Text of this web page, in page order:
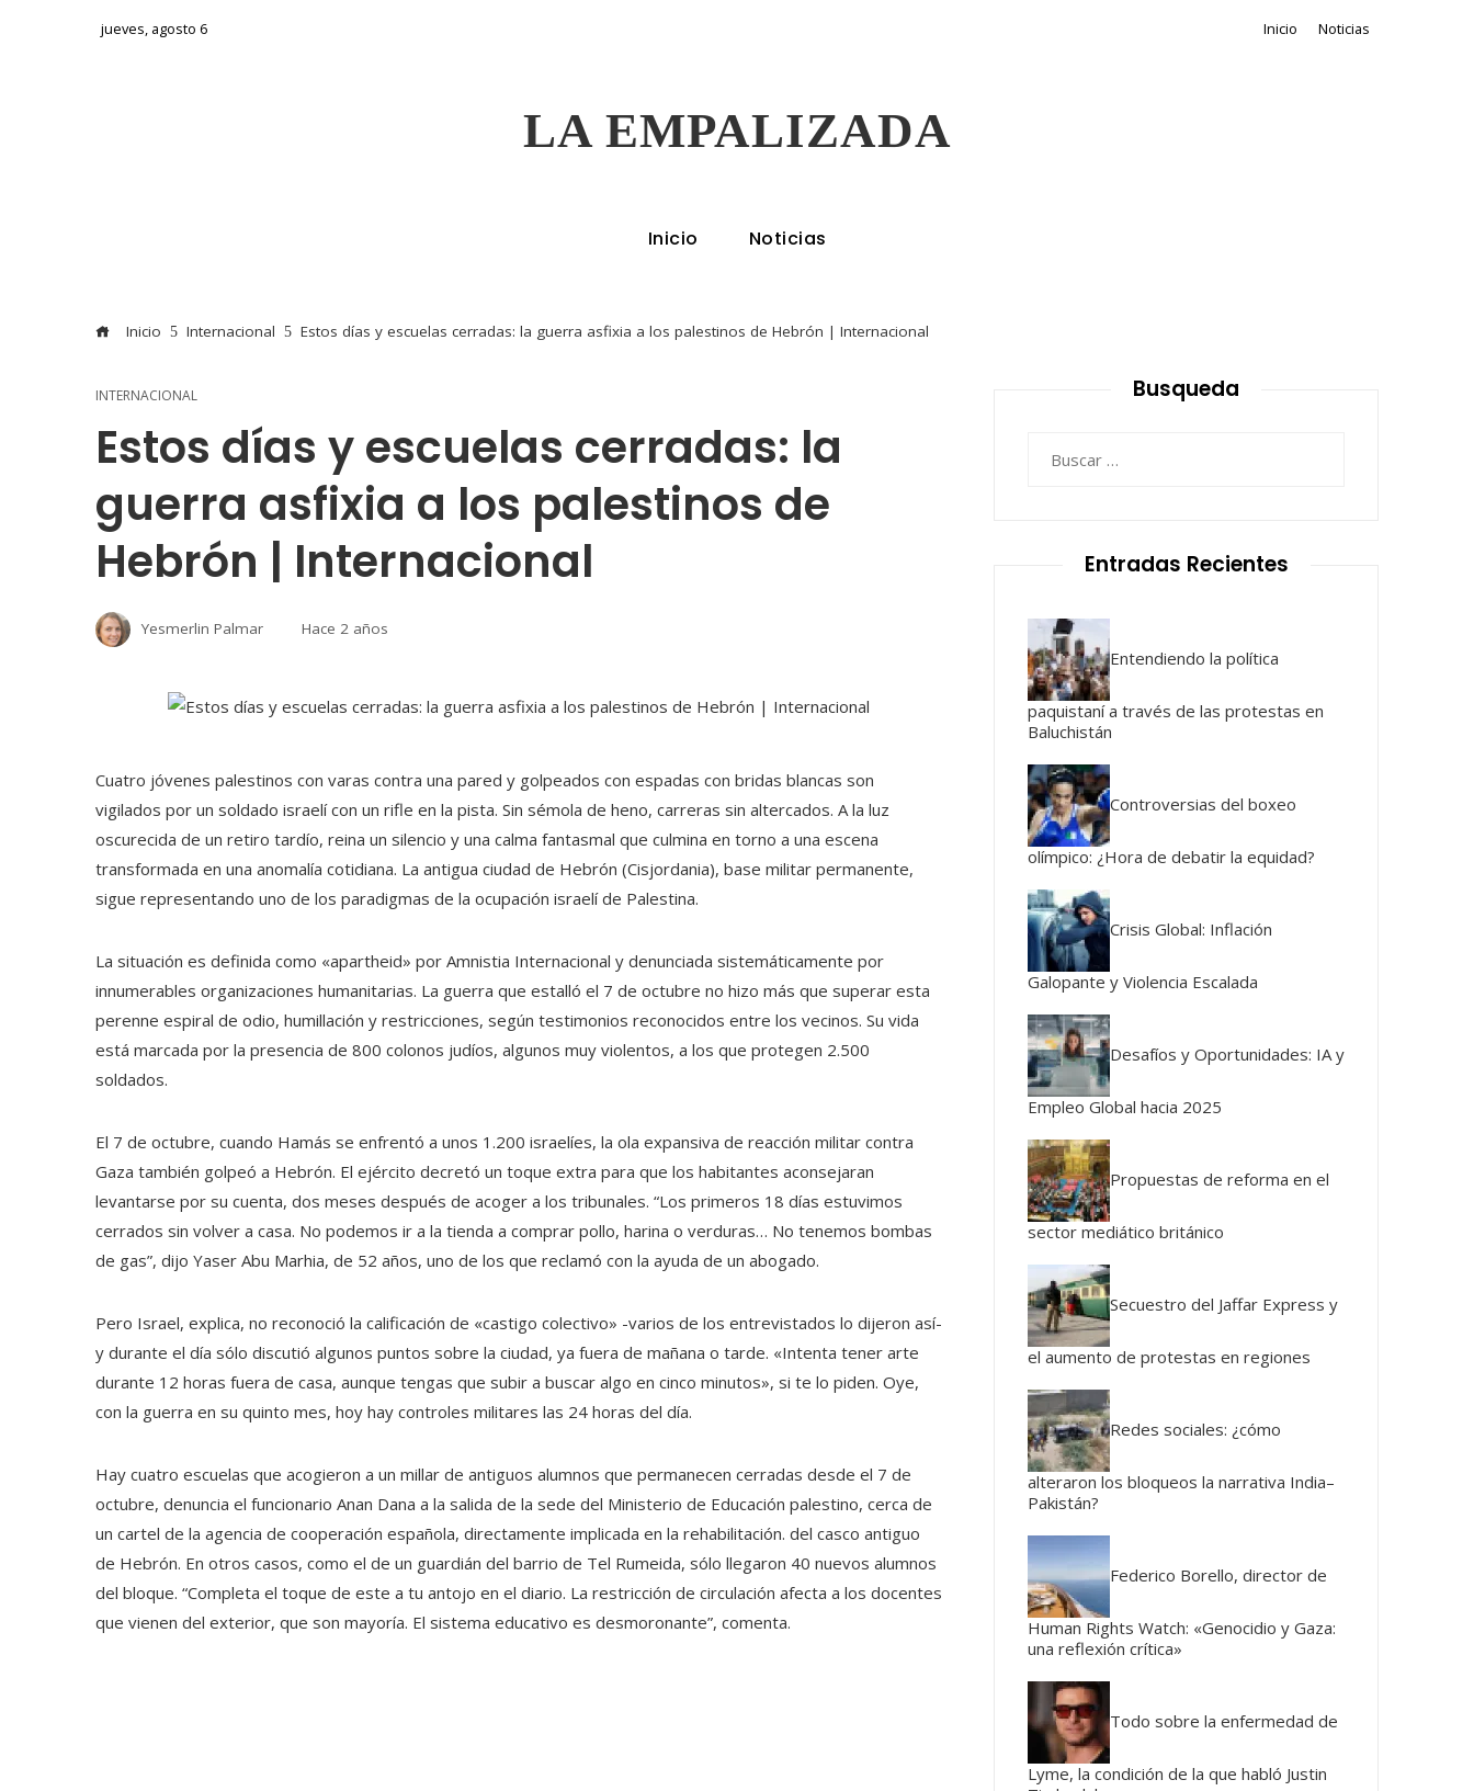
jueves, agosto 6 Inicio Noticias
LA EMPALIZADA
Inicio Noticias
Inicio Internacional Estos días y escuelas cerradas: la guerra asfixia a los palestinos de Hebrón | Internacional
INTERNACIONAL
Estos días y escuelas cerradas: la
guerra asfixia a los palestinos de
Hebrón | Internacional
Yesmerlin Palmar Hace 2 años
Cuatro jóvenes palestinos con varas contra una pared y golpeados con espadas con bridas blancas son
vigilados por un soldado israelí con un rifle en la pista. Sin sémola de heno, carreras sin altercados. A la luz
oscurecida de un retiro tardío, reina un silencio y una calma fantasmal que culmina en torno a una escena
transformada en una anomalía cotidiana. La antigua ciudad de Hebrón (Cisjordania), base militar permanente,
sigue representando uno de los paradigmas de la ocupación israelí de Palestina.
La situación es definida como «apartheid» por Amnistia Internacional y denunciada sistemáticamente por
innumerables organizaciones humanitarias. La guerra que estalló el 7 de octubre no hizo más que superar esta
perenne espiral de odio, humillación y restricciones, según testimonios reconocidos entre los vecinos. Su vida
está marcada por la presencia de 800 colonos judíos, algunos muy violentos, a los que protegen 2.500
soldados.
El 7 de octubre, cuando Hamás se enfrentó a unos 1.200 israelíes, la ola expansiva de reacción militar contra
Gaza también golpeó a Hebrón. El ejército decretó un toque extra para que los habitantes aconsejaran
levantarse por su cuenta, dos meses después de acoger a los tribunales. “Los primeros 18 días estuvimos
cerrados sin volver a casa. No podemos ir a la tienda a comprar pollo, harina o verduras… No tenemos bombas
de gas”, dijo Yaser Abu Marhia, de 52 años, uno de los que reclamó con la ayuda de un abogado.
Pero Israel, explica, no reconoció la calificación de «castigo colectivo» -varios de los entrevistados lo dijeron así-
y durante el día sólo discutió algunos puntos sobre la ciudad, ya fuera de mañana o tarde. «Intenta tener arte
durante 12 horas fuera de casa, aunque tengas que subir a buscar algo en cinco minutos», si te lo piden. Oye,
con la guerra en su quinto mes, hoy hay controles militares las 24 horas del día.
Hay cuatro escuelas que acogieron a un millar de antiguos alumnos que permanecen cerradas desde el 7 de
octubre, denuncia el funcionario Anan Dana a la salida de la sede del Ministerio de Educación palestino, cerca de
un cartel de la agencia de cooperación española, directamente implicada en la rehabilitación. del casco antiguo
de Hebrón. En otros casos, como el de un guardián del barrio de Tel Rumeida, sólo llegaron 40 nuevos alumnos
del bloque. “Completa el toque de este a tu antojo en el diario. La restricción de circulación afecta a los docentes
que vienen del exterior, que son mayoría. El sistema educativo es desmoronante”, comenta.
Busqueda
Entradas Recientes
Entendiendo la política
paquistaní a través de las protestas en
Baluchistán
Controversias del boxeo
olímpico: ¿Hora de debatir la equidad?
Crisis Global: Inflación
Galopante y Violencia Escalada
Desafíos y Oportunidades: IA y
Empleo Global hacia 2025
Propuestas de reforma en el
sector mediático británico
Secuestro del Jaffar Express y
el aumento de protestas en regiones
Redes sociales: ¿cómo
alteraron los bloqueos la narrativa India–
Pakistán?
Federico Borello, director de
Human Rights Watch: «Genocidio y Gaza:
una reflexión crítica»
Todo sobre la enfermedad de
Lyme, la condición de la que habló Justin